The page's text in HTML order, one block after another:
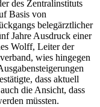
des Zentralinstituts
Basis von
belegärztlicher
Jahre Ausdruck einer
Wolff, Leiter der
wies hingegen
dass aktuell
die Ansicht, dass
müssten.